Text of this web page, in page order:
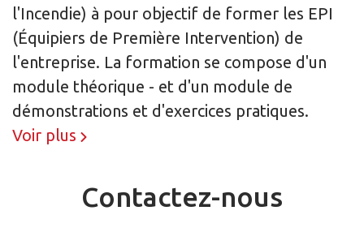
l'Incendie) à pour objectif de former les EPI
(Équipiers de Première Intervention) de
l'entreprise. La formation se compose d'un
module théorique - et d'un module de
démonstrations et d'exercices pratiques.
Voir plus
Contactez-nous